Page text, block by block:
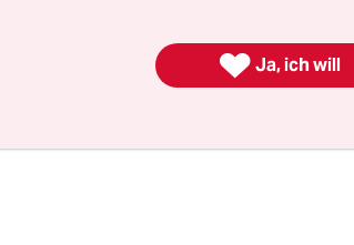
 Ja, ich will